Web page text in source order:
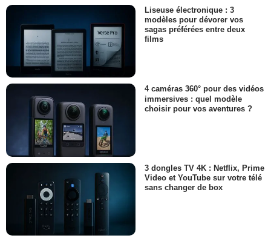
Liseuse électronique : 3
modèles pour dévorer vos
sagas préférées entre deux
films
4 caméras 360° pour des vidéos
immersives : quel modèle
choisir pour vos aventures ?
3 dongles TV 4K : Netflix, Prime
Video et YouTube sur votre télé
sans changer de box